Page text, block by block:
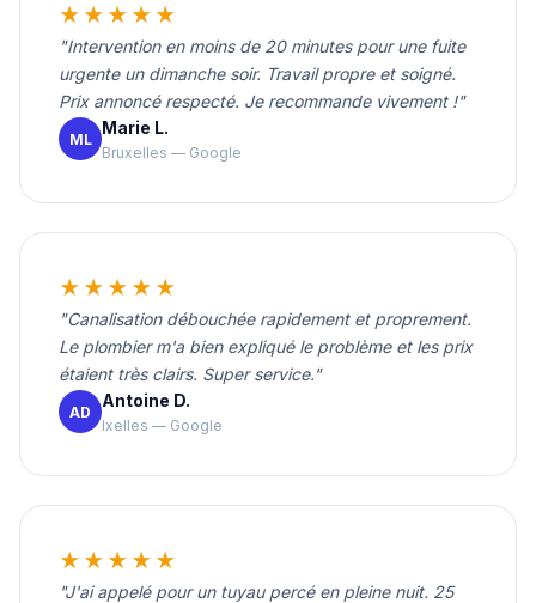
★★★★★
"Intervention en moins de 20 minutes pour une fuite
urgente un dimanche soir. Travail propre et soigné.
Prix annoncé respecté. Je recommande vivement !"
ML
Marie L.
Bruxelles — Google
★★★★★
"Canalisation débouchée rapidement et proprement.
Le plombier m'a bien expliqué le problème et les prix
étaient très clairs. Super service."
AD
Antoine D.
Ixelles — Google
★★★★★
"J'ai appelé pour un tuyau percé en pleine nuit. 25